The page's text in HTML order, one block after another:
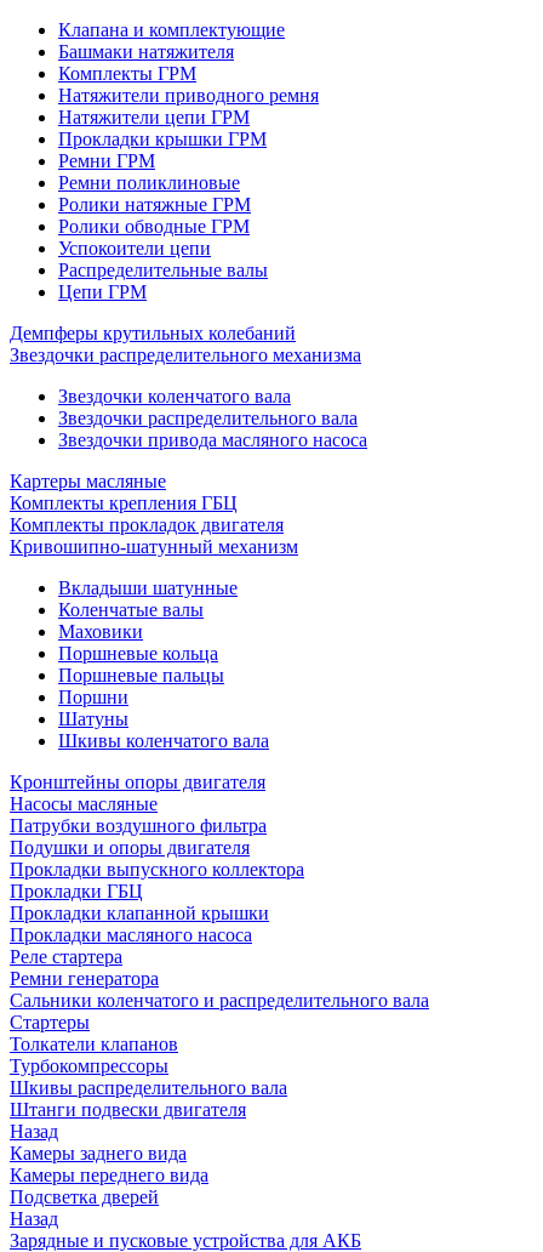
Клапана и комплектующие
Башмаки натяжителя
Комплекты ГРМ
Натяжители приводного ремня
Натяжители цепи ГРМ
Прокладки крышки ГРМ
Ремни ГРМ
Ремни поликлиновые
Ролики натяжные ГРМ
Ролики обводные ГРМ
Успокоители цепи
Распределительные валы
Цепи ГРМ
Демпферы крутильных колебаний
Звездочки распределительного механизма
Звездочки коленчатого вала
Звездочки распределительного вала
Звездочки привода масляного насоса
Картеры масляные
Комплекты крепления ГБЦ
Комплекты прокладок двигателя
Кривошипно-шатунный механизм
Вкладыши шатунные
Коленчатые валы
Маховики
Поршневые кольца
Поршневые пальцы
Поршни
Шатуны
Шкивы коленчатого вала
Кронштейны опоры двигателя
Насосы масляные
Патрубки воздушного фильтра
Подушки и опоры двигателя
Прокладки выпускного коллектора
Прокладки ГБЦ
Прокладки клапанной крышки
Прокладки масляного насоса
Реле стартера
Ремни генератора
Сальники коленчатого и распределительного вала
Стартеры
Толкатели клапанов
Турбокомпрессоры
Шкивы распределительного вала
Штанги подвески двигателя
Назад
Камеры заднего вида
Камеры переднего вида
Подсветка дверей
Назад
Зарядные и пусковые устройства для АКБ